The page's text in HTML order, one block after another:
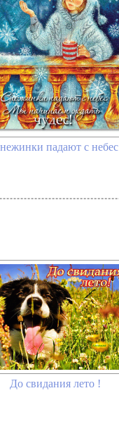
падают с небес
До свидания лето !